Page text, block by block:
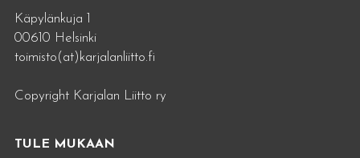
Käpylänkuja 1
00610 Helsinki
toimisto(at)karjalanliitto.fi
Copyright Karjalan Liitto ry
TULE MUKAAN